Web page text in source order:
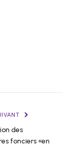
des
fonciers «en